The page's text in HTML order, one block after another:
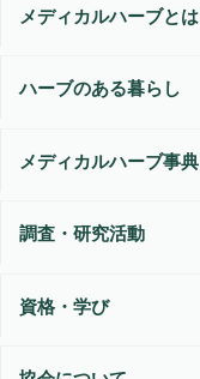
メディカルハーブとは
ハーブのある暮らし
メディカルハーブ事典
調査・研究活動
資格・学び